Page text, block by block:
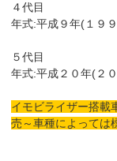
４代目
年式:平成９年(１９
５代目
年式:平成２０年(２
イモビライザー搭載
売～車種によっては